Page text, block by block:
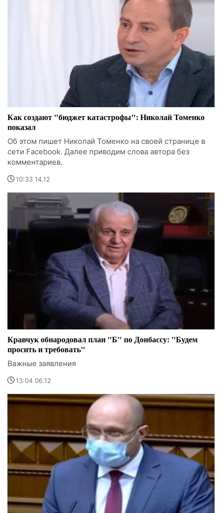
Как создают "бюджет катастрофы": Николай Томенко
показал
Об этом пишет Николай Томенко на своей странице в
сети Facebook. Далее приводим слова автора без
комментариев.
10:33 14.12
Кравчук обнародовал план "Б" по Донбассу: "Будем
просить и требовать"
Важные заявления
13:04 06.12